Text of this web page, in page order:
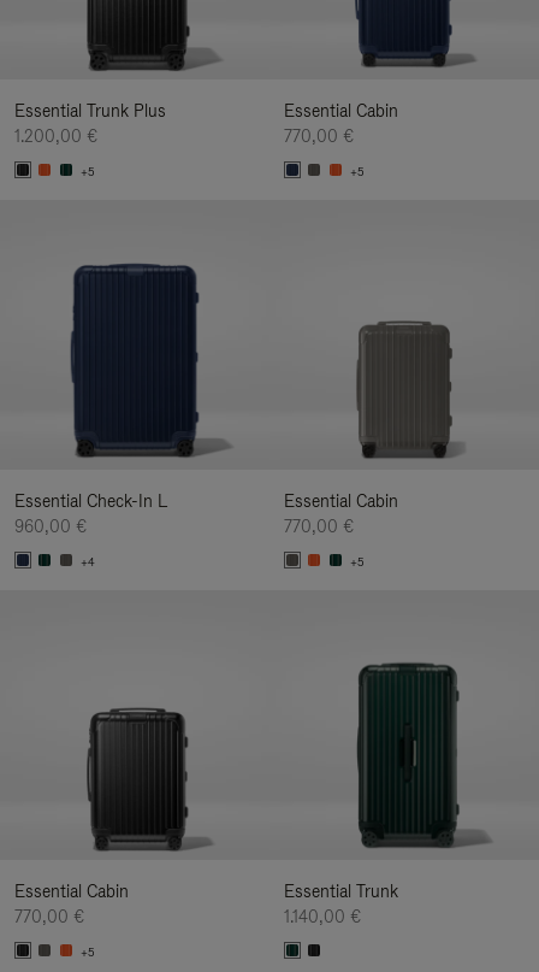
Essential Trunk Plus
1.200,00 €
+5
Essential Cabin
770,00 €
+5
Essential Check-In L
960,00 €
+4
Essential Cabin
770,00 €
+5
Essential Cabin
770,00 €
+5
Essential Trunk
1.140,00 €